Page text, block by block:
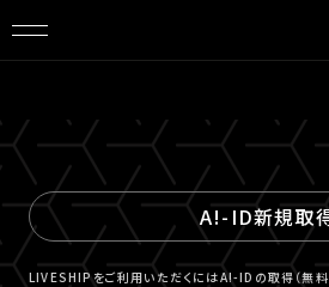
A!-ID新規取
LIVESHIPをご利用いただくにはA!-IDの取得（無料